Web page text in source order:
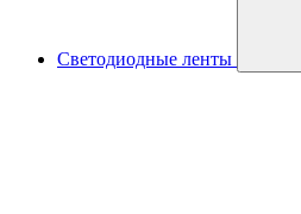
Светодиодные ленты